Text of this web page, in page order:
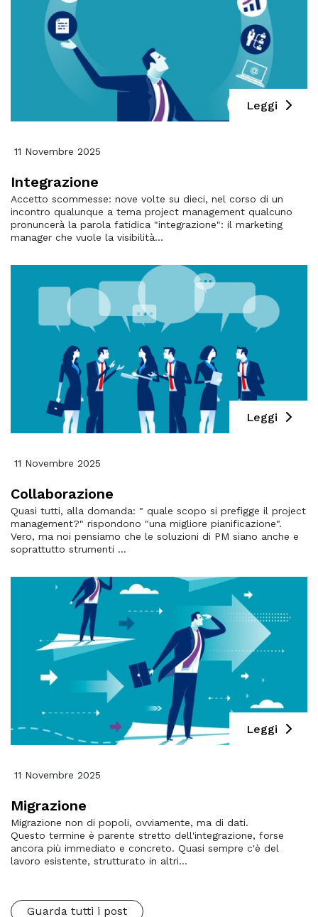
Integrazione
11 Novembre 2025
Accetto scommesse: nove volte su dieci, nel corso di un
incontro qualunque a tema project management qualcuno
pronuncerà la parola fatidica "integrazione": il marketing
manager che vuole la visibilità...
Leggi
Collaborazione
11 Novembre 2025
Quasi tutti, alla domanda: " quale scopo si prefigge il project
management?" rispondono "una migliore pianificazione".
Vero, ma noi pensiamo che le soluzioni di PM siano anche e
soprattutto strumenti ...
Leggi
Migrazione
11 Novembre 2025
Migrazione non di popoli, ovviamente, ma di dati.
Questo termine è parente stretto dell'integrazione, forse
ancora più immediato e concreto. Quasi sempre c'è del
lavoro esistente, strutturato in altri...
Leggi
Guarda tutti i post